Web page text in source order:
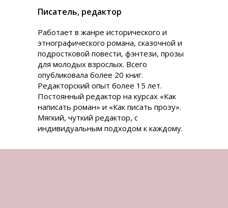
Писатель, редактор
Работает в жанре исторического и
этнографического романа, сказочной и
подростковой повести, фэнтези, прозы
для молодых взрослых. Всего
опубликовала более 20 книг.
Редакторский опыт более 15 лет.
Постоянный редактор на курсах «Как
написать роман» и «Как писать прозу».
Мягкий, чуткий редактор, с
индивидуальным подходом к каждому.